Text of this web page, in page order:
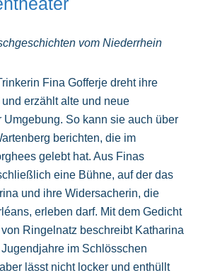
vom Niederrhein
Fina Gofferje dreht ihre
erzählt alte und neue
Umgebung. So kann sie auch über
berichten, die im
gelebt hat. Aus Finas
eine Bühne, auf der das
und ihre Widersacherin, die
erleben darf. Mit dem Gedicht
von Ringelnatz beschreibt Katharina
im Schlösschen
lässt nicht locker und enthüllt